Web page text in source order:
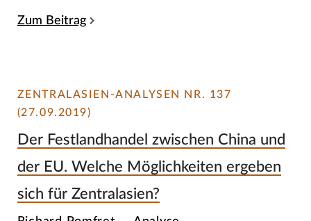
Zum Beitrag
ZENTRALASIEN-ANALYSEN NR. 137
(27.09.2019)
Der Festlandhandel zwischen China und
der EU. Welche Möglichkeiten ergeben
sich für Zentralasien?